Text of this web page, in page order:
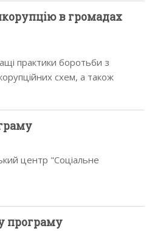
в громадах
практики боротьби з
схем, а також
центр "Соціальне
програму